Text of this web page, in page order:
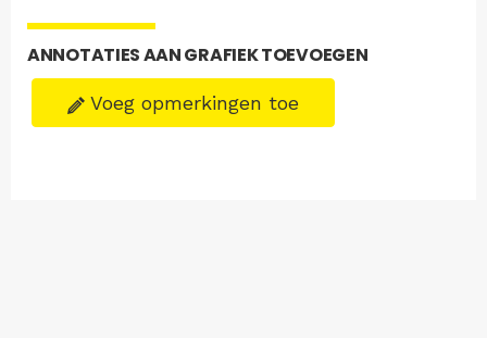
ANNOTATIES AAN GRAFIEK TOEVOEGEN
Voeg opmerkingen toe